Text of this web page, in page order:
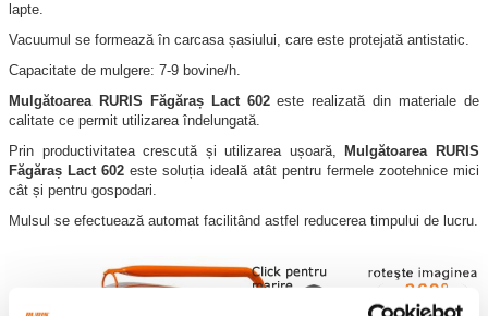
lapte.
Vacuumul se formează în carcasa șasiului, care este protejată antistatic.
Capacitate de mulgere: 7-9 bovine/h.
Mulgătoarea RURIS Făgăraș Lact 602este realizată din materiale de
calitate ce permit utilizarea îndelungată.
Prin productivitatea crescută și utilizarea ușoară,
Mulgătoarea
RURIS
Făgăraș Lact 602 este soluția ideală atât pentru fermele zootehnice mici
cât și pentru gospodari.
Mulsul se efectuează automat facilitând astfel reducerea timpului de lucru.